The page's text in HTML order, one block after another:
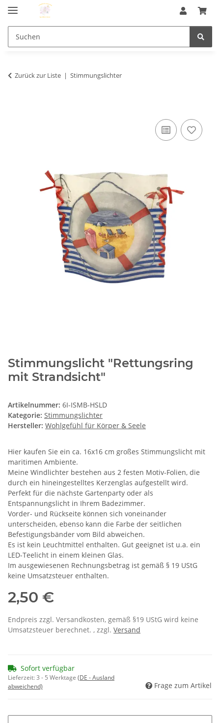
Zurück zur Liste Stimmungslichter
Stimmungslicht "Rettungsring
mit Strandsicht"
Artikelnummer: 6I-ISMB-HSLD
Kategorie: Stimmungslichter
Hersteller: Wohlgefühl für Körper & Seele
Hier kaufen Sie ein ca. 16x16 cm großes Stimmungslicht mit
maritimen Ambiente.
Meine Windlichter bestehen aus 2 festen Motiv-Folien, die
durch ein hineingestelltes Kerzenglas aufgestellt wird.
Perfekt für die nächste Gartenparty oder als
Entspannungslicht in Ihrem Badezimmer.
Vorder- und Rückseite können sich voneinander
unterscheiden, ebenso kann die Farbe der seitlichen
Befestigungsbänder vom Bild abweichen.
Es ist kein Leuchtmittel enthalten. Gut geeignet ist u.a. ein
LED-Teelicht in einem kleinen Glas.
Im ausgewiesenen Rechnungsbetrag ist gemäß § 19 UStG
keine Umsatzsteuer enthalten.
2,50 €
Endpreis zzgl. Versandkosten, gemäß §19 UStG wird keine
Umsatzsteuer berechnet. , zzgl. Versand
Sofort verfügbar
Lieferzeit:3 - 5 Werktage (DE - Ausland
abweichend)
Frage zum Artikel